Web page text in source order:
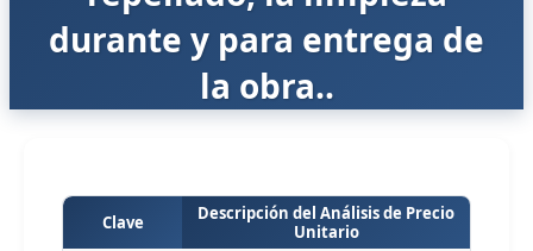
durante y para entrega de
la obra..
Clave
Descripción del Análisis de Precio
Unitario